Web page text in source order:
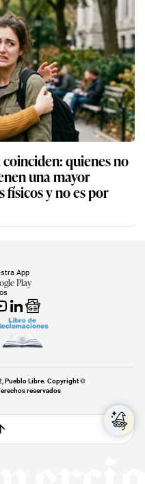
quienes no
una mayor
físicos y no es por
App
Play
Pueblo Libre. Copyright ©
reservados